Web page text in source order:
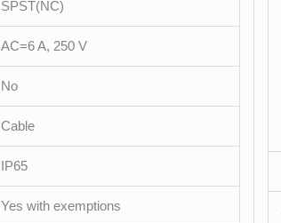
SPST(NC)
AC=6 A, 250 V
No
Cable
IP65
Yes with exemptions